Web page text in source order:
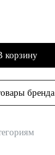
корзину
бренда